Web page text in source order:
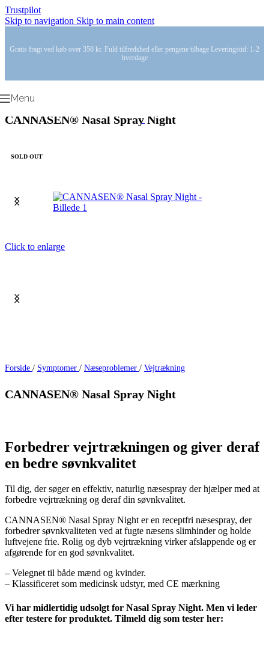
Trustpilot
Skip to navigation Skip to main content
Gratis fragt ved køb over 350 kr. Fuld tilfredshed eller pengene tilbage Leveringstid: 1-2
hverdage
Menu
CANNASEN® Nasal Spray Night
SOLD OUT
Click to enlarge
Forside / Symptomer / Næseproblemer / Vejtrækning
CANNASEN® Nasal Spray Night
Forbedrer vejrtrækningen og giver deraf
en bedre søvnkvalitet
Til dig, der søger en effektiv, naturlig næsespray der hjælper med at
forbedre vejrtrækning og deraf din søvnkvalitet.
CANNASEN® Nasal Spray Night er en receptfri næsespray, der
forbedrer søvnkvaliteten ved at fugte næsens slimhinder og holde
luftvejene frie. Rolig og dyb vejrtrækning virker afslappende og er
afgørende for en god søvnkvalitet.
– Velegnet til både mænd og kvinder.
– Klassificeret som medicinsk udstyr, med CE mærkning
Vi har midlertidig udsolgt for Nasal Spray Night. Men vi leder
efter testere for produktet. Tilmeld dig som tester her: